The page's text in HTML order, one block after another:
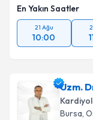
En Yakın Saatler
21 Ağu
10:00
Uzm.
Bursa,